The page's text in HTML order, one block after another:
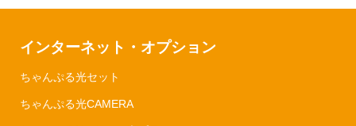
インターネット・オプション
ちゃんぷる光セット
ちゃんぷる光CAMERA